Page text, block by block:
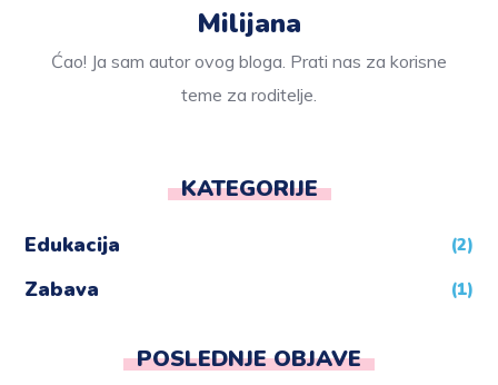
Milijana
Ćao! Ja sam autor ovog bloga. Prati nas za korisne
teme za roditelje.
KATEGORIJE
Edukacija (2)
Zabava (1)
POSLEDNJE OBJAVE